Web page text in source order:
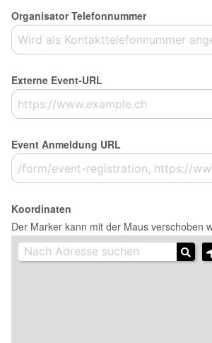
Organisator Telefonnummer
Externe Event-URL
Event Anmeldung URL
Koordinaten
Der Marker kann mit der Maus verschoben